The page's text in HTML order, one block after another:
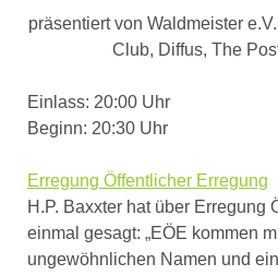
präsentiert von Waldmeister
Club, Diffus, The
Einlass: 20:00 Uhr
Beginn: 20:30 Uhr
Erregung Öffentlicher Erregung
H.P. Baxxter hat über Erregung
einmal gesagt: „EÖE kommen
ungewöhnlichen Namen und